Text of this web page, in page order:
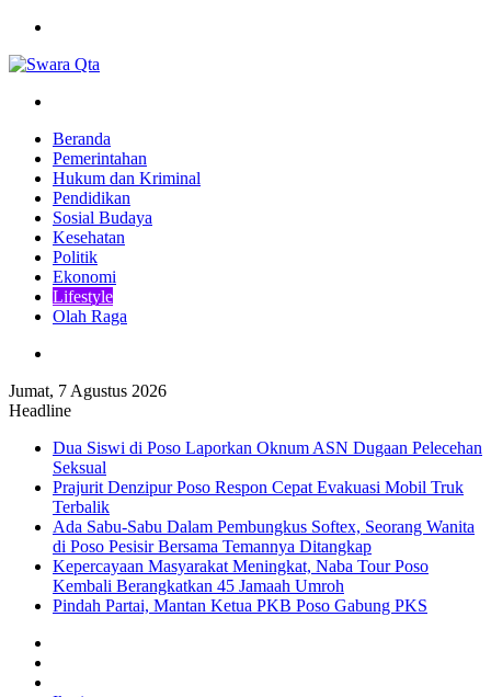
Beranda
Pemerintahan
Hukum dan Kriminal
Pendidikan
Sosial Budaya
Kesehatan
Politik
Ekonomi
Lifestyle
Olah Raga
Jumat, 7 Agustus 2026
Headline
Dua Siswi di Poso Laporkan Oknum ASN Dugaan Pelecehan
Seksual
Prajurit Denzipur Poso Respon Cepat Evakuasi Mobil Truk
Terbalik
Ada Sabu-Sabu Dalam Pembungkus Softex, Seorang Wanita
di Poso Pesisir Bersama Temannya Ditangkap
Kepercayaan Masyarakat Meningkat, Naba Tour Poso
Kembali Berangkatkan 45 Jamaah Umroh
Pindah Partai, Mantan Ketua PKB Poso Gabung PKS